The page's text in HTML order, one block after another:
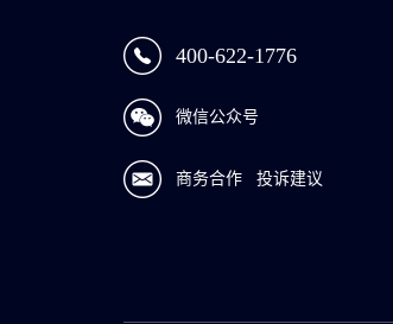
400-622-1776
微信公众号
商务合作 投诉建议